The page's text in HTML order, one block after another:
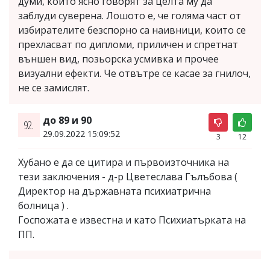
заблуди суверена. Лошото е, че голяма част от
избирателите безспорно са наивници, които се
прехласват по дипломи, приличен и спретнат
външен вид, позьорска усмивка и прочее
визуални ефекти. Че отвътре се касае за гнилоч,
не се замислят.
92. до 89 и 90
29.09.2022 15:09:52 3 12
Хубано е да се цитира и първоизточника на
тези заключения - д-р Цветеслава Гълъбова (
Директор на държавната психиатрична
болница ) .
Госпожата е известна и като Психиатърката на
ПП.